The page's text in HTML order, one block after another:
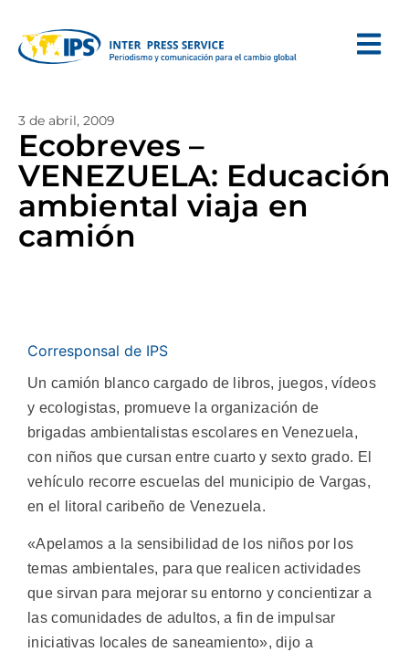
3 de abril, 2009
Ecobreves –
VENEZUELA: Educación
ambiental viaja en
camión
Corresponsal de IPS
Un camión blanco cargado de libros, juegos, vídeos
y ecologistas, promueve la organización de
brigadas ambientalistas escolares en Venezuela,
con niños que cursan entre cuarto y sexto grado. El
vehículo recorre escuelas del municipio de Vargas,
en el litoral caribeño de Venezuela.
«Apelamos a la sensibilidad de los niños por los
temas ambientales, para que realicen actividades
que sirvan para mejorar su entorno y concientizar a
las comunidades de adultos, a fin de impulsar
iniciativas locales de saneamiento», dijo a